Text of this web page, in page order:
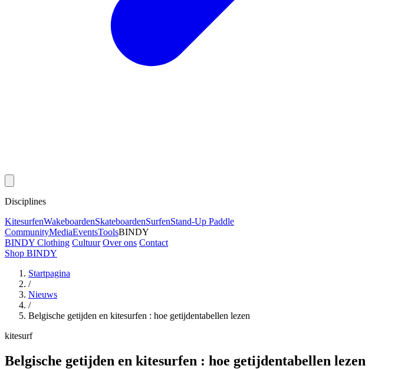
Disciplines
KitesurfenWakeboardenSkateboardenSurfenStand-Up Paddle
CommunityMediaEventsToolsBINDY
BINDY Clothing Cultuur Over ons Contact
Shop BINDY
Startpagina
/
Nieuws
/
Belgische getijden en kitesurfen : hoe getijdentabellen lezen
kitesurf
Belgische getijden en kitesurfen : hoe getijdentabellen lezen